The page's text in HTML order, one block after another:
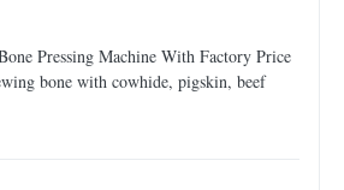
Pressing Machine With Factory Price
bone with cowhide, pigskin, beef